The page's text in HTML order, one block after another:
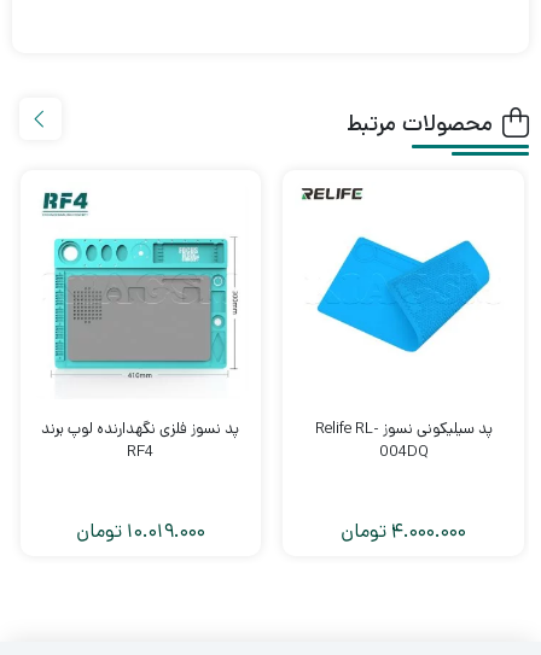
محصولات مرتبط
پد سیلیکونی نسوز Relife RL-
004DQ
4.000.000 تومان
پد نسوز فلزی نگهدارنده لوپ برند
RF4
10.019.000 تومان